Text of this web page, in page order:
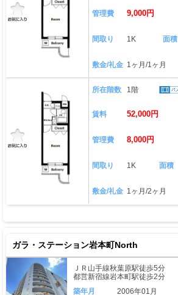
管理費 9,000円
間取り 1K 面積
敷金/礼金 1ヶ月/1ヶ月
所在階数 1階
賃料 52,000円
管理費 8,000円
間取り 1K 面積
敷金/礼金 1ヶ月/2ヶ月
ガラ・ステーション岩本町North
ＪＲ山手線秋葉原駅徒歩5分
都営新宿線岩本町駅徒歩2分
築年月
2006年01月